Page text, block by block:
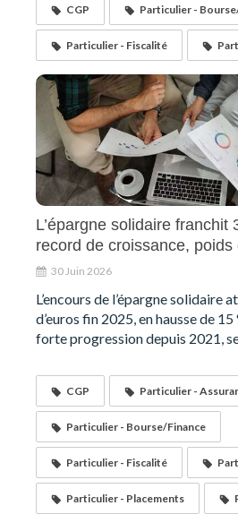
CGP Particulier -
Particulier - Fiscalité
L’épargne solidaire franchit
record de croissance,
30 Juin 2026
L’encours de l’épargne solidaire
d’euros fin 2025, en hausse de 15
forte progression depuis 2021,
CGP Particulier -
Particulier - Bourse/Finance
Particulier - Fiscalité
Particulier - Placements